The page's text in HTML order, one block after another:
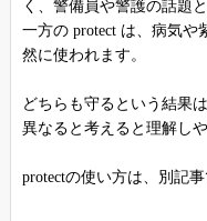
く、警備員や警護の話題
一方の protect は、病気や
然に使われます。
どちらも守るという結果
異なると考えると理解し
protectの使い方は、別記